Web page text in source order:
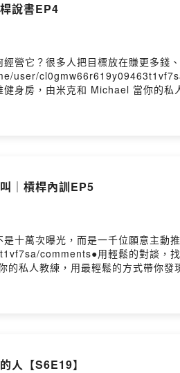
說書EP4
營它？很多人把目標放在賺更多錢
user/
由米克和 Michael 當你的私人教
以這樣想！）
｜槓桿內訓EP5
十萬次曝光，而是一千位願意主動
comments●用輕鬆的對
私人教練，用最輕鬆的方式帶你
合作請洽｜
人【S6E19】